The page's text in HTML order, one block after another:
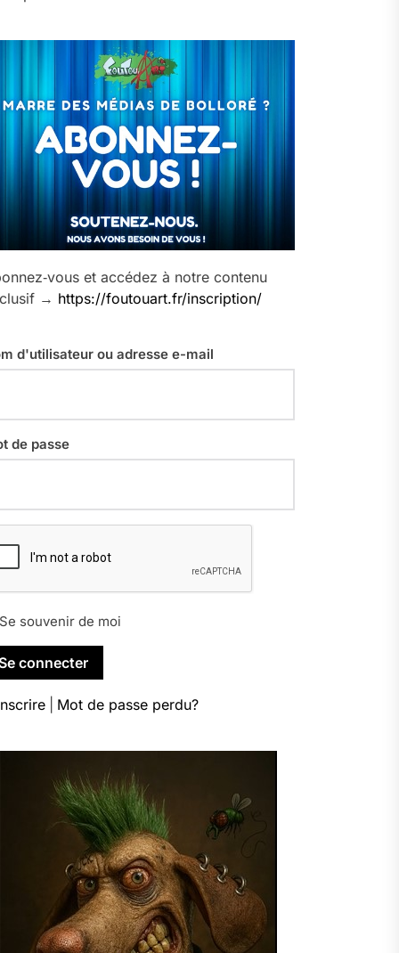
et accédez à notre contenu
→ https://foutouart.fr/inscription/
d'utilisateur ou adresse e-mail
de passe
Se souvenir de moi
Mot de passe perdu?